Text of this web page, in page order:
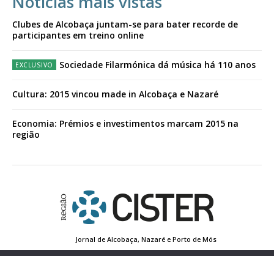
Clubes de Alcobaça juntam-se para bater recorde de
participantes em treino online
Sociedade Filarmónica dá música há 110 anos
Cultura: 2015 vincou made in Alcobaça e Nazaré
Economia: Prémios e investimentos marcam 2015 na
região
Jornal de Alcobaça, Nazaré e Porto de Mós